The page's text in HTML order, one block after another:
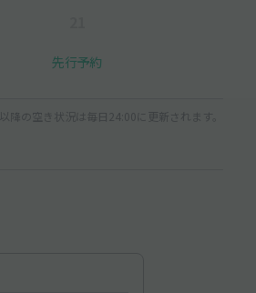
先行予約
以降の空き状況は毎日24:00に更新されます。